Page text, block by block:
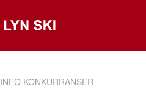
INFO KONKURRANSER